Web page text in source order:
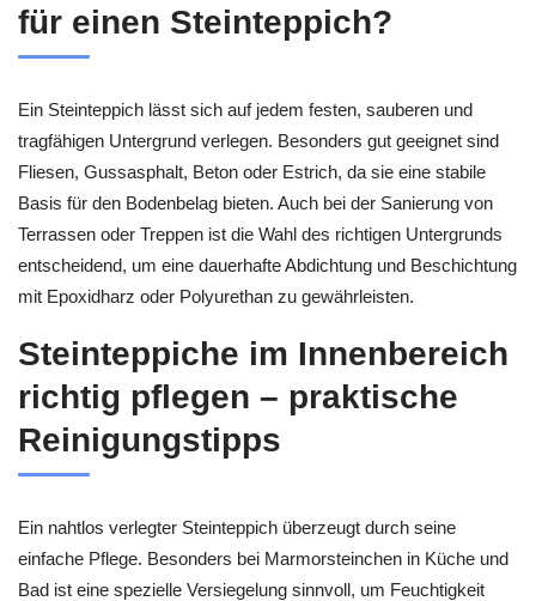
für einen Steinteppich?
Ein Steinteppich lässt sich auf jedem festen, sauberen und
tragfähigen Untergrund verlegen. Besonders gut geeignet sind
Fliesen, Gussasphalt, Beton oder Estrich, da sie eine stabile
Basis für den Bodenbelag bieten. Auch bei der Sanierung von
Terrassen oder Treppen ist die Wahl des richtigen Untergrunds
entscheidend, um eine dauerhafte Abdichtung und Beschichtung
mit Epoxidharz oder Polyurethan zu gewährleisten.
Steinteppiche im Innenbereich
richtig pflegen – praktische
Reinigungstipps
Ein nahtlos verlegter Steinteppich überzeugt durch seine
einfache Pflege. Besonders bei Marmorsteinchen in Küche und
Bad ist eine spezielle Versiegelung sinnvoll, um Feuchtigkeit